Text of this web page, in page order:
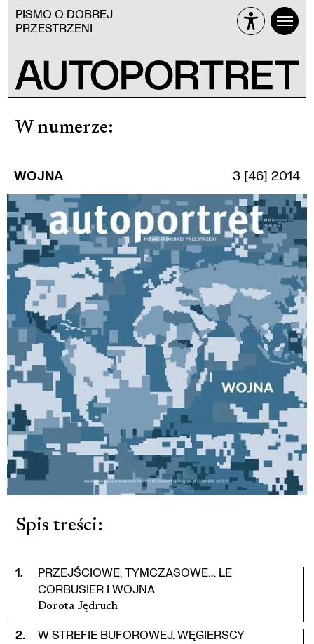
PISMO O DOBREJ
PRZESTRZENI
W numerze:
WOJNA 3 [46] 2014
Spis treści:
1.
PRZEJŚCIOWE, TYMCZASOWE… LE
CORBUSIER I WOJNA
Dorota Jędruch
2.
W STREFIE BUFOROWEJ. WĘGIERSCY